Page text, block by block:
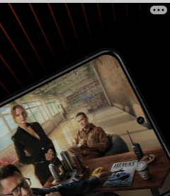
грязи на
в современном
отдельно.
воздуха, в
экранная
Её
Возможно,
партнёра,
Тирона.
из других
подогнали
от этого. 3